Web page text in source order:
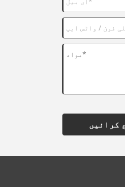
کرائیں